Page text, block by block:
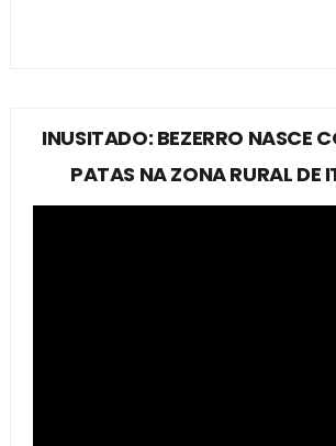
INUSITADO: BEZERRO NASCE
PATAS NA ZONA RURAL DE